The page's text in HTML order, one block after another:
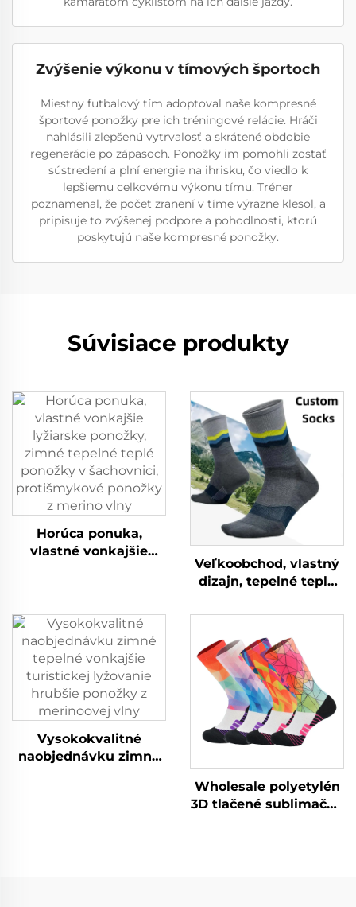
Zvýšenie výkonu v tímových športoch
Miestny futbalový tím adoptoval naše kompresné
športové ponožky pre ich tréningové relácie. Hráči
nahlásili zlepšenú vytrvalosť a skrátené obdobie
regenerácie po zápasoch. Ponožky im pomohli zostať
sústredení a plní energie na ihrisku, čo viedlo k
lepšiemu celkovému výkonu tímu. Tréner
poznamenal, že počet zranení v tíme výrazne klesol, a
pripisuje to zvýšenej podpore a pohodlnosti, ktorú
poskytujú naše kompresné ponožky.
Súvisiace produkty
Horúca ponuka,
vlastné vonkajšie
protišmykové ponožky
z merino vlny
Veľkoobchod, vlastný
dizajn, tepelné teplé
vlhkosť pri chôdzi,
ponožky z merino vlny
Vysokokvalitné
naobjednávku zimné
Wholesale polyetylén
3D tlačené sublimačné